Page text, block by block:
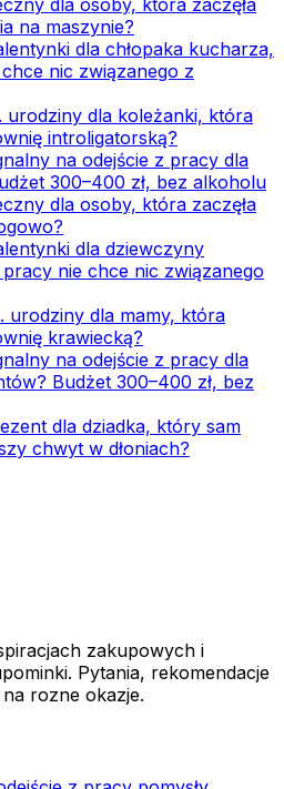
na maszynie?
dla chłopaka kucharza,
nic związanego z
urodziny dla koleżanki, która
introligatorską?
na odejście z pracy dla
300–400 zł, bez alkoholu
dla osoby, która zaczęła
dla dziewczyny
nie chce nic związanego
urodziny dla mamy, która
krawiecką?
na odejście z pracy dla
Budżet 300–400 zł, bez
dla dziadka, który sam
chwyt w dłoniach?
zakupowych i
Pytania, rekomendacje
rozne okazje.